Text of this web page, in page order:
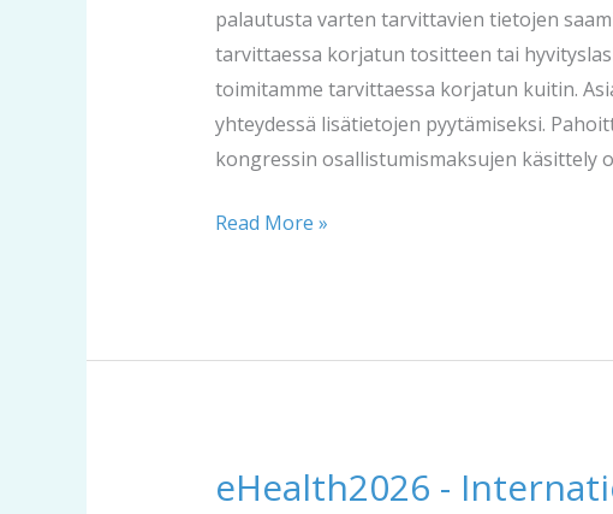
palautusta varten tarvittavien tietojen
tarvittaessa korjatun tositteen tai
toimitamme tarvittaessa korjatun kuitin.
yhteydessä lisätietojen pyytämiseksi.
kongressin osallistumismaksujen käsittely
Read More »
eHealth2026 -
eHealth2026